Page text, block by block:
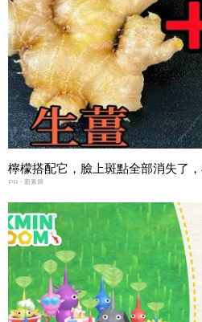
檸檬搭配它，臉上斑點全部消失了
PR・新素簡